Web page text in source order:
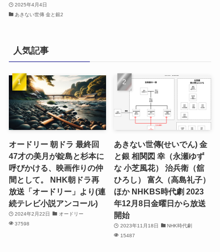
2025年4月4日
あきない世傳 金と銀2
人気記事
オードリー 朝ドラ 最終回
47才の美月が錠島と杉本に
呼びかける、映画作りの仲
間として。 NHK朝ドラ再
放送「オードリー」より(連
続テレビ小説アンコール)
2024年2月22日
オードリー
37598
あきない世傳(せいでん) 金
と銀 相関図 幸（永瀬ゆず
な 小芝風花） 治兵衛（舘
ひろし） 富久（高島礼子）
ほか NHKBS時代劇 2023
年12月8日金曜日から放送
開始
2023年11月18日
NHK時代劇
15487